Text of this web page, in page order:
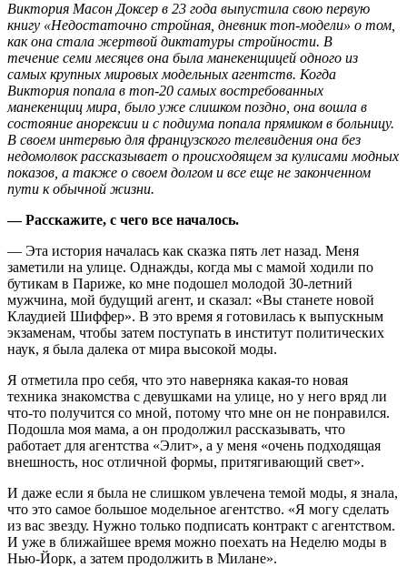
Виктория Масон Доксер в 23 года выпустила свою первую
книгу «Недостаточно стройная, дневник топ-модели» о том,
как она стала жертвой диктатуры стройности. В
течение семи месяцев она была манекенщицей одного из
самых крупных мировых модельных агентств. Когда
Виктория попала в топ-20 самых востребованных
манекенщиц мира, было уже слишком поздно, она вошла в
состояние анорексии и с подиума попала прямиком в больницу.
В своем интервью для французского телевидения она без
недомолвок рассказывает о происходящем за кулисами модных
показов, а также о своем долгом и все еще не законченном
пути к обычной жизни.
— Расскажите, с чего все началось.
— Эта история началась как сказка пять лет назад. Меня
заметили на улице. Однажды, когда мы с мамой ходили по
бутикам в Париже, ко мне подошел молодой 30-летний
мужчина, мой будущий агент, и сказал: «Вы станете новой
Клаудией Шиффер». В это время я готовилась к выпускным
экзаменам, чтобы затем поступать в институт политических
наук, я была далека от мира высокой моды.
Я отметила про себя, что это наверняка какая-то новая
техника знакомства с девушками на улице, но у него вряд ли
что-то получится со мной, потому что мне он не понравился.
Подошла моя мама, а он продолжил рассказывать, что
работает для агентства «Элит», а у меня «очень подходящая
внешность, нос отличной формы, притягивающий свет».
И даже если я была не слишком увлечена темой моды, я знала,
что это самое большое модельное агентство. «Я могу сделать
из вас звезду. Нужно только подписать контракт с агентством.
И уже в ближайшее время можно поехать на Неделю моды в
Нью-Йорк, а затем продолжить в Милане».